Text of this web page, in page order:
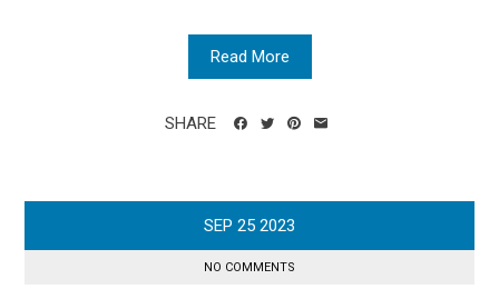
Read More
SHARE
SEP 25 2023
NO COMMENTS